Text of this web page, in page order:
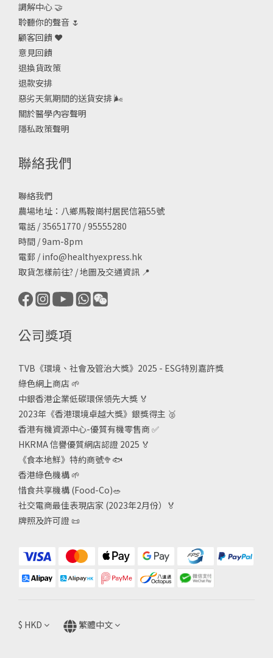
調解中心 🤝
聆聽你的聲音 🌷
顧客回饋 ❤️
意見回饋
退換貨政策
退款安排
惡劣天氣期間的送貨安排🌬
關於醫學內容聲明
隱私政策聲明
聯絡我們
聯絡我們
農場地址：八鄉馬鞍崗村居民信箱55號
電話 / 35651770 / 95555280
時間 / 9am-8pm
電郵 / info@healthyexpress.hk
取貨怎樣前往? /地圖及交通資訊 📍
公司獎項
TVB《環境、社會及管治大獎》2025 - ESG特別嘉許獎
綠色網上商店 🌱
中銀香港企業低碳環保領先大獎 🏅
2023年《香港環境卓越大獎》銀獎得主 🥈
香港有機資源中心-優質有機零售商✅
HKRMA 信譽優質網店認證 2025 🏅
《食本地鮮》特約商號🥦🐟
香港綠色機構 🌱
惜食共享機構 (Food-Co)🥗
社交電商最佳表現店家 (2023年2月份）🏅
牌照及許可證 📜
$ HKD 繁體中文